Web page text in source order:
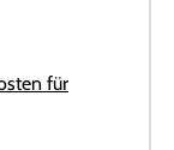
für